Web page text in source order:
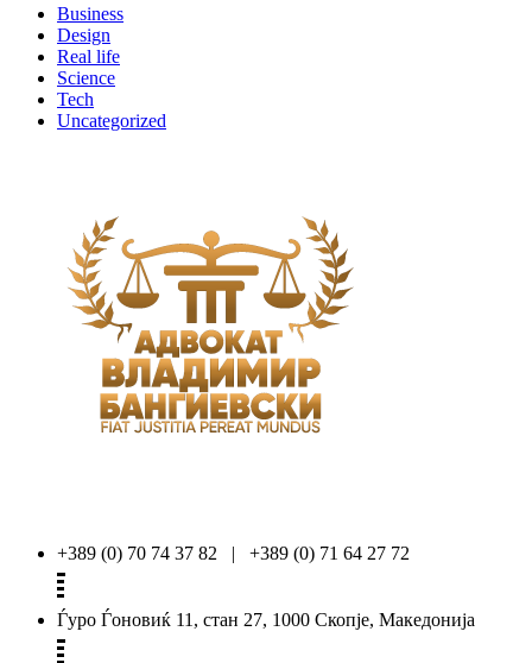
Business
Design
Real life
Science
Tech
Uncategorized
+389 (0) 70 74 37 82 | +389 (0) 71 64 27 72
Ѓуро Ѓоновиќ 11, стан 27, 1000 Скопје, Македонија